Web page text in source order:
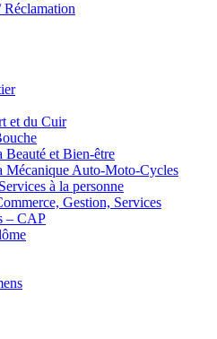
Réclamation
et du Cuir
Beauté et Bien-être
Mécanique Auto-Moto-Cycles
à la personne
Gestion, Services
– CAP